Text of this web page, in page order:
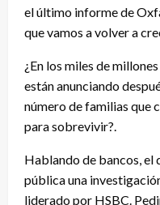
el último informe de
que vamos a volver a
¿En los miles de
están anunciando
número de familias que
para sobrevivir?.
Hablando de bancos, el
pública una
liderado por HSBC.